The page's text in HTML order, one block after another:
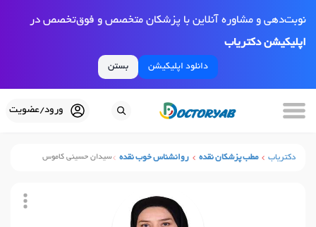
نوبت‌دهی و مشاوره آنلاین با پزشکان متخصص و فوق‌تخصص در
اپلیکیشن دکتریاب
دانلود اپلیکیشن بستن
ورود/عضویت
دکتریاب مطب پزشکان نقده روانشناس خوب نقده سیدان حسینی کاموس